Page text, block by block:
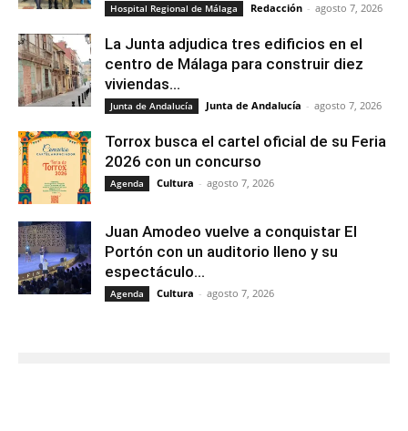
Hospital Regional de Málaga Redacción - agosto 7, 2026
La Junta adjudica tres edificios en el
centro de Málaga para construir diez
viviendas...
Junta de Andalucía Junta de Andalucía - agosto 7, 2026
Torrox busca el cartel oficial de su Feria
2026 con un concurso
Agenda Cultura - agosto 7, 2026
Juan Amodeo vuelve a conquistar El
Portón con un auditorio lleno y su
espectáculo...
Agenda Cultura - agosto 7, 2026